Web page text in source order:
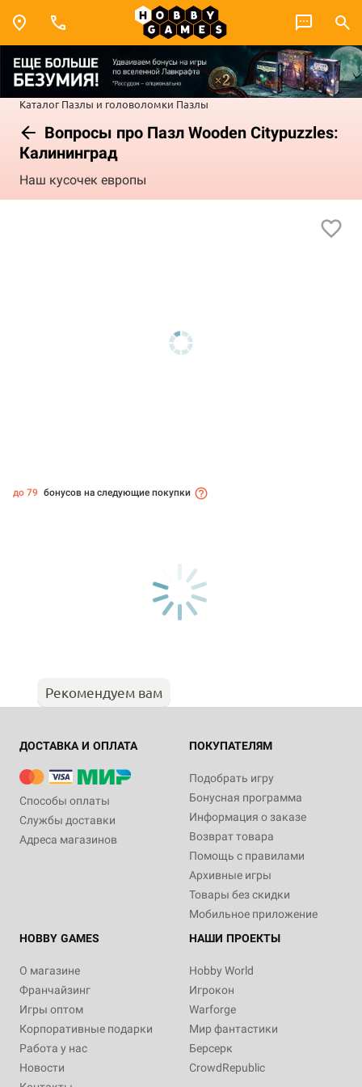
Каталог Пазлы и головоломки Пазлы
Вопросы про Пазл Wooden Citypuzzles:
Калининград
Наш кусочек европы
до 79 бонусов на следующие покупки
Рекомендуем вам
ДОСТАВКА И ОПЛАТА
Способы оплаты
Службы доставки
Адреса магазинов
ПОКУПАТЕЛЯМ
Подобрать игру
Бонусная программа
Информация о заказе
Возврат товара
Помощь с правилами
Архивные игры
Товары без скидки
Мобильное приложение
HOBBY GAMES
О магазине
Франчайзинг
Игры оптом
Корпоративные подарки
Работа у нас
Новости
НАШИ ПРОЕКТЫ
Hobby World
Игрокон
Warforge
Мир фантастики
Берсерк
CrowdRepublic